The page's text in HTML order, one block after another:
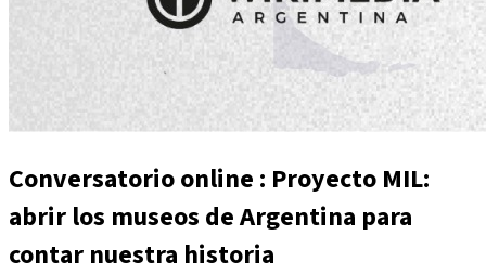
Conversatorio online : Proyecto MIL:
abrir los museos de Argentina para
contar nuestra historia